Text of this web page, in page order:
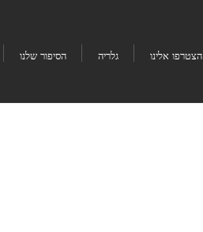
הצטרפו אלינו גלריה הסיפור שלנו